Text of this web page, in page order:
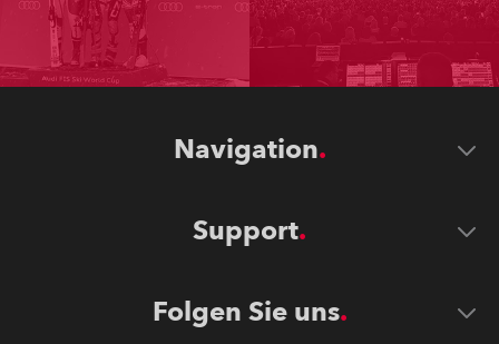
Navigation
Support
Folgen Sie uns